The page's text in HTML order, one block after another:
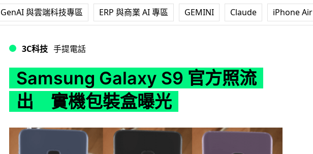
GenAI 與雲端科技專區 ERP 與商業 AI 專區 GEMINI Claude iPhone Air
3C科技 手提電話
Samsung Galaxy S9 官方照流
出 實機包裝盒曝光